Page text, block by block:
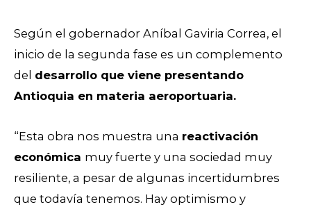
Según el gobernador Aníbal Gaviria Correa, el
inicio de la segunda fase es un complemento
del desarrollo que viene presentando
Antioquia en materia aeroportuaria.
“Esta obra nos muestra una reactivación
económica muy fuerte y una sociedad muy
resiliente, a pesar de algunas incertidumbres
que todavía tenemos. Hay optimismo y